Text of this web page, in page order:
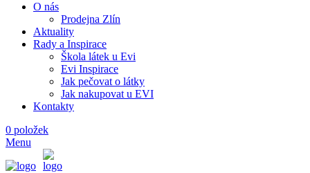
O nás
Prodejna Zlín
Aktuality
Rady a Inspirace
Škola látek u Evi
Evi Inspirace
Jak pečovat o látky
Jak nakupovat u EVI
Kontakty
0 položek
Menu